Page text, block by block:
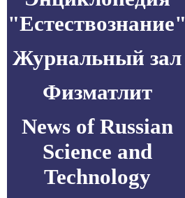
"Естествознание"
Журнальный зал
Физматлит
News of Russian
Science and
Technology